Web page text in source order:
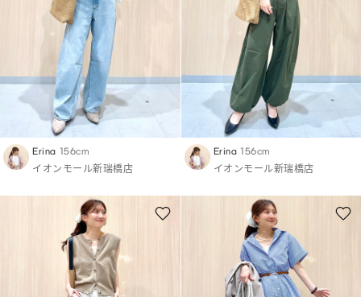
Erina 156cm
イオンモール新瑞橋店
Erina 156cm
イオンモール新瑞橋店